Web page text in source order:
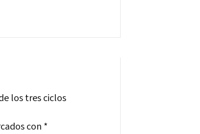
los tres ciclos
con *